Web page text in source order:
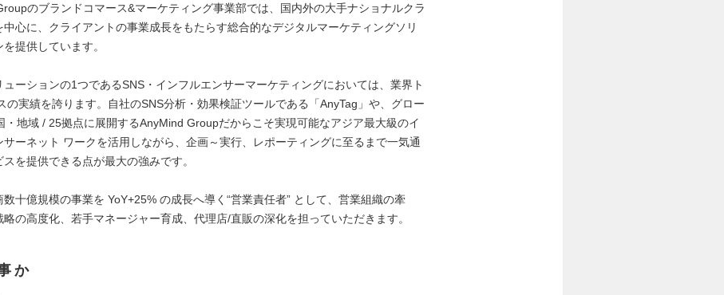
のブランドコマース&マーケティング事業部では、国内外の大手ナショナルクラ
中心に、クライアントの事業成長をもたらす総合的なデジタルマーケティングソリ
を提供しています。
ューションの1つであるSNS・インフルエンサーマーケティングにおいては、業界ト
の実績を誇ります。自社のSNS分析・効果検証ツールである「AnyTag」や、グロー
・地域 / 25拠点に展開するAnyMind Groupだからこそ実現可能なアジア最大級のイ
サーネット ワークを活用しながら、企画～実行、レポーティングに至るまで一気通
を提供できる点が最大の強みです。
数十億規模の事業を YoY+25% の成長へ導く“営業責任者” として、営業組織の牽
略の高度化、若手マネージャー育成、代理店/直販の深化を担っていただきます。
か